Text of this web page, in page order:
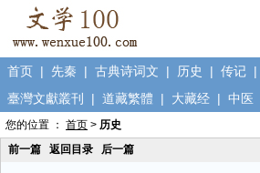
首页 | 先秦 | 古典诗词文 | 历史 | 传记 |
臺灣文獻叢刊
| 道藏繁體 | 大藏经 | 中医
您的位置 ： 首页 > 历史
前一篇
返回目录 后一篇